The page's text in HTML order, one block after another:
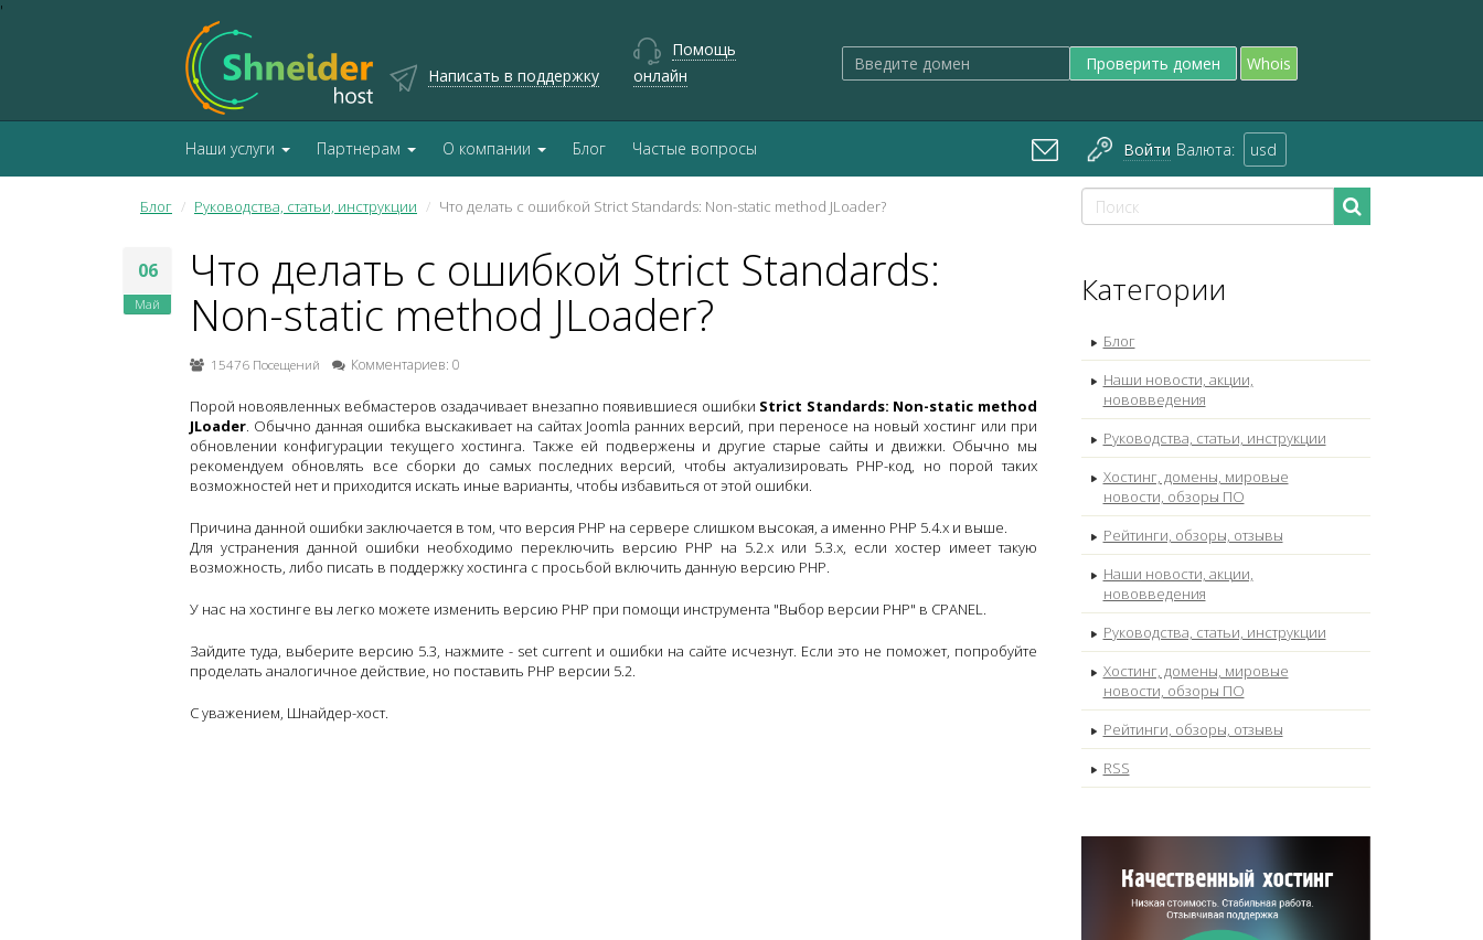
'
Написать в поддержку
Помощь
онлайн
Проверить домен Whois
Наши услуги Партнерам О компании Блог Частые вопросы Войти Валюта: usd
Блог Руководства, статьи, инструкции Что делать с ошибкой Strict Standards: Non-static method JLoader?
06
Май
Что делать с ошибкой Strict Standards:
Non-static method JLoader?
15476 Посещений Комментариев: 0
Порой новоявленных вебмастеров озадачивает внезапно появившиеся ошибки Strict Standards: Non-static method
JLoader. Обычно данная ошибка выскакивает на сайтах Joomla ранних версий, при переносе на новый хостинг или при
обновлении конфигурации текущего хостинга. Также ей подвержены и другие старые сайты и движки. Обычно мы
рекомендуем обновлять все сборки до самых последних версий, чтобы актуализировать PHP-код, но порой таких
возможностей нет и приходится искать иные варианты, чтобы избавиться от этой ошибки.
Причина данной ошибки заключается в том, что версия PHP на сервере слишком высокая, а именно PHP 5.4.x и выше.
Для устранения данной ошибки необходимо переключить версию PHP на 5.2.x или 5.3.x, если хостер имеет такую
возможность, либо писать в поддержку хостинга с просьбой включить данную версию PHP.
У нас на хостинге вы легко можете изменить версию PHP при помощи инструмента "Выбор версии PHP" в CPANEL.
Зайдите туда, выберите версию 5.3, нажмите - set current и ошибки на сайте исчезнут. Если это не поможет, попробуйте
проделать аналогичное действие, но поставить PHP версии 5.2.
С уважением, Шнайдер-хост.
Категории
Блог
Наши новости, акции,
нововведения
Руководства, статьи, инструкции
Хостинг, домены, мировые
новости, обзоры ПО
Рейтинги, обзоры, отзывы
Наши новости, акции,
нововведения
Руководства, статьи, инструкции
Хостинг, домены, мировые
новости, обзоры ПО
Рейтинги, обзоры, отзывы
RSS